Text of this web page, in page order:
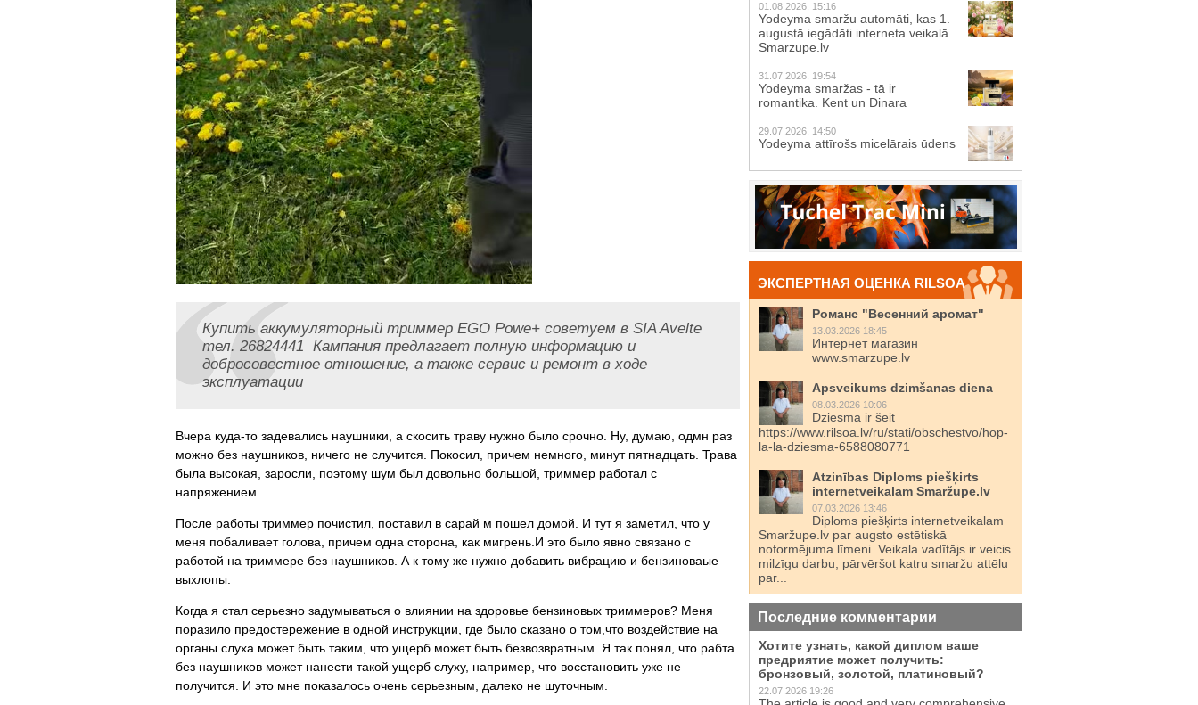
Купить аккумуляторный триммер EGO Powe+ советуем в SIA Avelte
тел. 26824441 Кампания предлагает полную информацию и
добросовестное отношение, а также сервис и ремонт в ходе
эксплуатации
Вчера куда-то задевались наушники, а скосить траву нужно было срочно. Ну, думаю, одмн раз
можно без наушников, ничего не случится. Покосил, причем немного, минут пятнадцать. Трава
была высокая, заросли, поэтому шум был довольно большой, триммер работал с
напряжением.
После работы триммер почистил, поставил в сарай м пошел домой. И тут я заметил, что у
меня побаливает голова, причем одна сторона, как мигрень.И это было явно связано с
работой на триммере без наушников. А к тому же нужно добавить вибрацию и бензиноваые
выхлопы.
Когда я стал серьезно задумываться о влиянии на здоровье бензиновых триммеров? Меня
поразило предостережение в одной инструкции, где было сказано о том,что воздействие на
органы слуха может быть таким, что ущерб может быть безвозвратным. Я так понял, что рабта
без наушников может нанести такой ущерб слуху, например, что восстановить уже не
получится. И это мне показалось очень серьезным, далеко не шуточным.
01.08.2026, 15:16
Yodeyma smaržu automāti, kas 1.
augustā iegādāti interneta veikalā
Smarzupe.lv
31.07.2026, 19:54
Yodeyma smaržas - tā ir
romantika. Kent un Dinara
29.07.2026, 14:50
Yodeyma attīrošs micelārais ūdens
ЭКСПЕРТНАЯ ОЦЕНКА RILSOA
Романс "Весенний аромат"
13.03.2026 18:45
Интернет магазин
www.smarzupe.lv
Apsveikums dzimšanas diena
08.03.2026 10:06
Dziesma ir šeit
https://www.rilsoa.lv/ru/stati/obschestvo/hop-
la-la-dziesma-6588080771
Atzinības Diploms piešķirts
internetveikalam Smaržupe.lv
07.03.2026 13:46
Diploms piešķirts internetveikalam
Smaržupe.lv par augsto estētiskā
noformējuma līmeni. Veikala vadītājs ir veicis
milzīgu darbu, pārvēršot katru smaržu attēlu
par...
Последние комментарии
Хотите узнать, какой диплом ваше
предриятие может получить:
бронзовый, золотой, платиновый?
22.07.2026 19:26